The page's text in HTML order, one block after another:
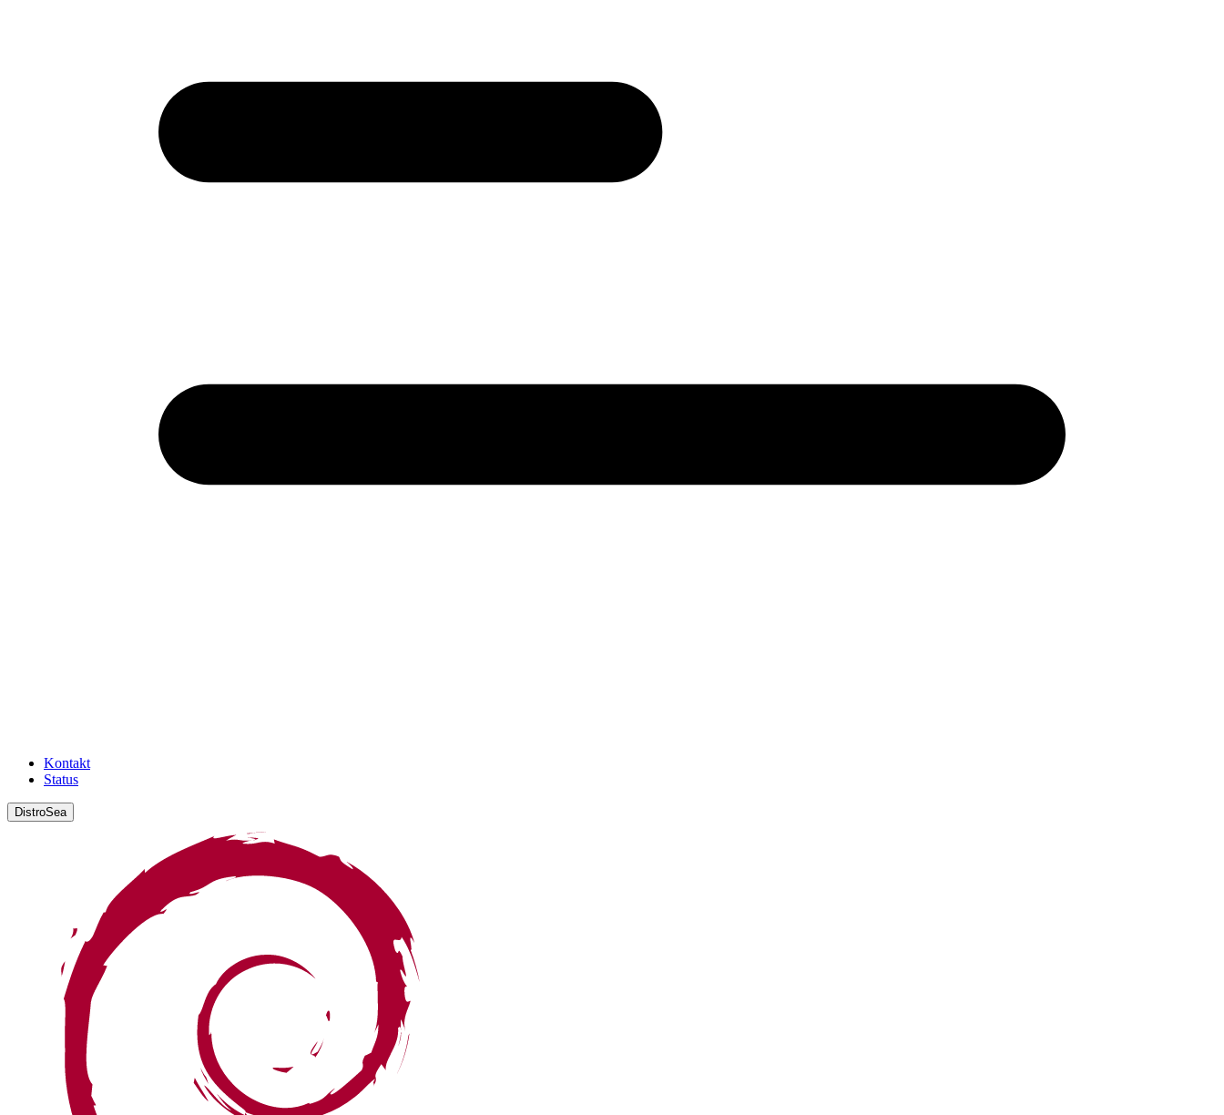
Kontakt
Status
DistroSea